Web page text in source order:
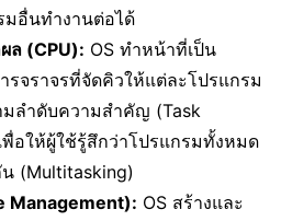
มอื่นทำงานต่อได้
ล (CPU): OS ทำหน้าที่เป็น
รจราจรที่จัดคิวให้แต่ละโปรแกรม
มลำดับความสำคัญ (Task
พื่อให้ผู้ใช้รู้สึกว่าโปรแกรมทั้งหมด
(Multitasking)
Management): OS สร้างและ